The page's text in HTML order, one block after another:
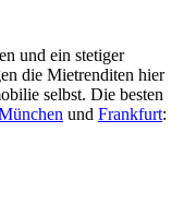
und ein stetiger
die Mietrenditen hier
selbst. Die besten
und Frankfurt: